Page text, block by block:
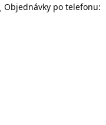
Objednávky po telefonu: